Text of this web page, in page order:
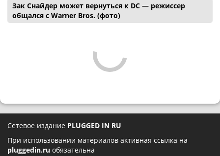
Зак Снайдер может вернуться к DC — режиссер
общался с Warner Bros. (фото)
Сетевое издание PLUGGED IN RU
При использовании материалов активная ссылка на
pluggedin.ru обязательна